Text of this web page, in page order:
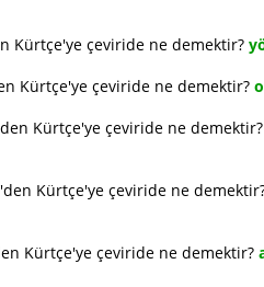
Kürtçe'ye çeviride ne demektir?
Kürtçe'ye çeviride ne demektir?
Kürtçe'ye çeviride ne demektir?
Kürtçe'ye çeviride ne
Kürtçe'ye çeviride ne demektir?